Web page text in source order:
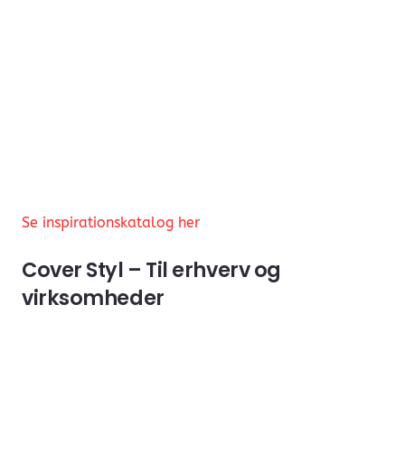
Se inspirationskatalog her
Cover Styl – Til erhverv og
virksomheder